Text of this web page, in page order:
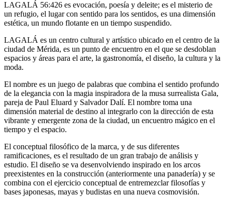
LAGALÁ 56:426 es evocación, poesía y deleite; es el misterio de
un refugio, el lugar con sentido para los sentidos, es una dimensión
estética, un mundo flotante en un tiempo suspendido.
LAGALÁ es un centro cultural y artístico ubicado en el centro de la
ciudad de Mérida, es un punto de encuentro en el que se desdoblan
espacios y áreas para el arte, la gastronomía, el diseño, la cultura y la
moda.
El nombre es un juego de palabras que combina el sentido profundo
de la elegancia con la magia inspiradora de la musa surrealista Gala,
pareja de Paul Eluard y Salvador Dalí. El nombre toma una
dimensión material de destino al integrarlo con la dirección de esta
vibrante y emergente zona de la ciudad, un encuentro mágico en el
tiempo y el espacio.
El conceptual filosófico de la marca, y de sus diferentes
ramificaciones, es el resultado de un gran trabajo de análisis y
estudio. El diseño se va desenvolviendo inspirado en los arcos
preexistentes en la construcción (anteriormente una panadería) y se
combina con el ejercicio conceptual de entremezclar filosofías y
bases japonesas, mayas y budistas en una nueva cosmovisión.